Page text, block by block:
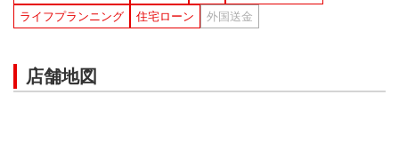
ライフプランニング
住宅ローン 外国送金
店舗地図